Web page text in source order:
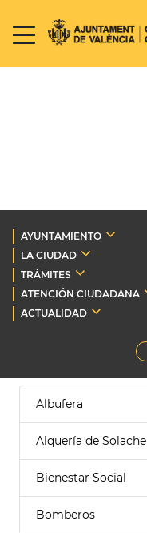
AYUNTAMIENTO
LA CIUDAD
TRÁMITES
ATENCIÓN CIUDADANA
ACTUALIDAD
Albufera
Alquería de Solache
Bienestar Social
Bomberos